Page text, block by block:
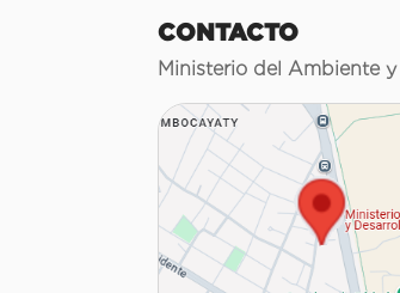
CONTACTO
Ministerio del Ambiente